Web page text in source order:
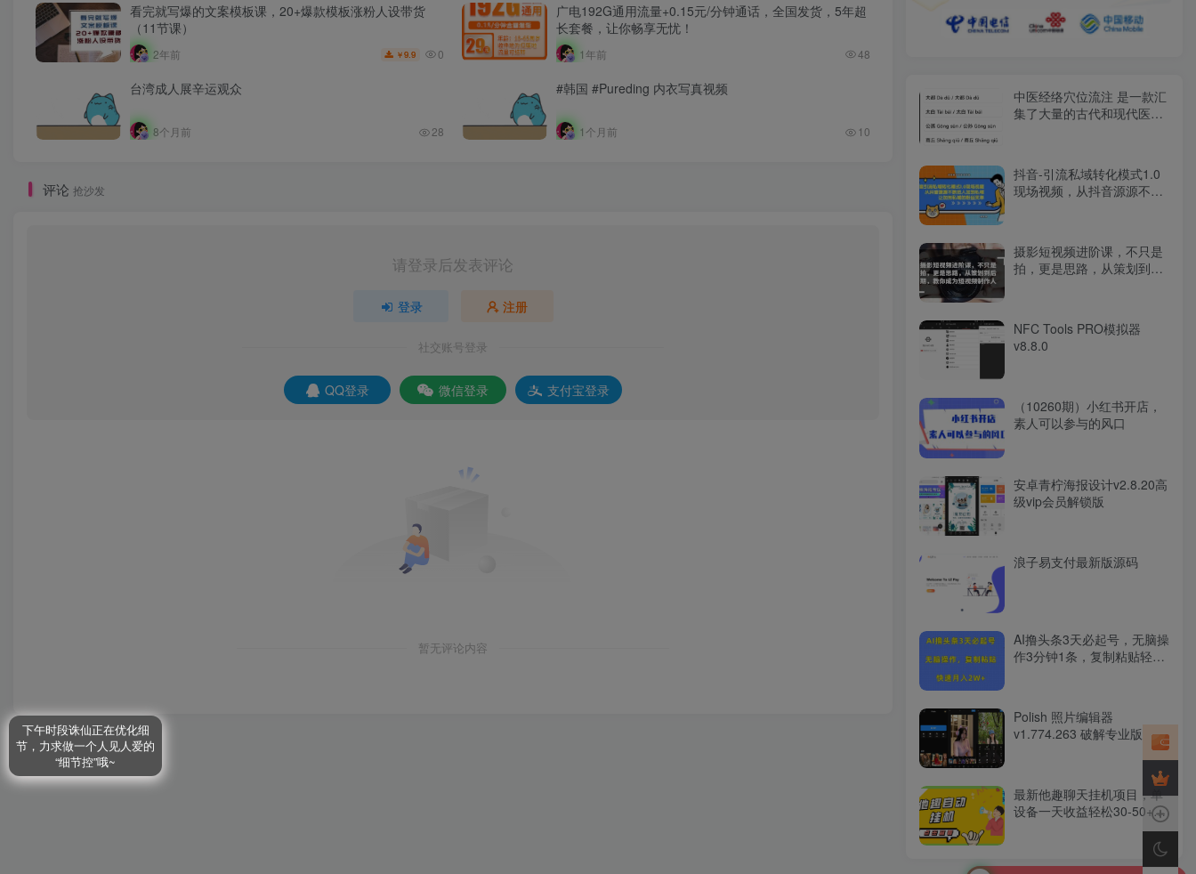
看完就写爆的文案模板课，20+爆款模板涨粉人设带货
（11节课）
2年前 ￥9.9 0
广电192G通用流量+0.15元/分钟通话，全国发货，5年超
长套餐，让你畅享无忧！
1年前 48
台湾成人展辛运观众
8个月前 28
#韩国 #Pureding 内衣写真视频
1个月前 10
评论 抢沙发
请登录后发表评论
登录 注册
社交账号登录
QQ登录 微信登录 支付宝登录
暂无评论内容
中医经络穴位流注 是一款汇
集了大量的古代和现代医经
抖音-引流私域转化模式1.0
现场视频，从抖音源源不断
摄影短视频进阶课，不只是
拍，更是思路，从策划到后
NFC Tools PRO模拟器
v8.8.0
（10260期）小红书开店，
素人可以参与的风口
安卓青柠海报设计v2.8.20高
级vip会员解锁版
浪子易支付最新版源码
AI撸头条3天必起号，无脑操
作3分钟1条，复制粘贴轻松
Polish 照片编辑器
v1.774.263 破解专业版
最新他趣聊天挂机项目，单
设备一天收益轻松30-50+
【挂机脚本+详细教程】
LS634634 支付9.9元购买了黄金会员